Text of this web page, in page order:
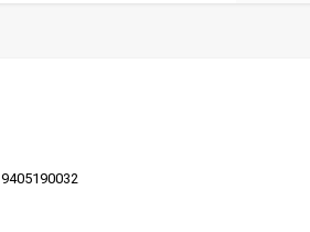
9405190032